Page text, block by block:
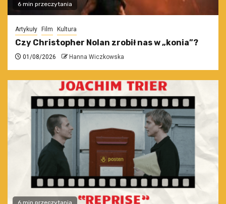
6 min przeczytania
Artykuły Film Kultura
Czy Christopher Nolan zrobił nas w „konia”?
01/08/2026 Hanna Wiczkowska